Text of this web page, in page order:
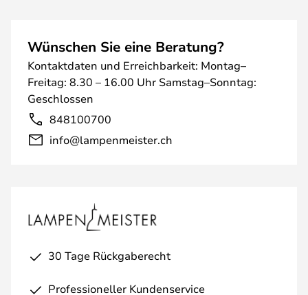
Wünschen Sie eine Beratung?
Kontaktdaten und Erreichbarkeit: Montag–
Freitag: 8.30 – 16.00 Uhr Samstag–Sonntag:
Geschlossen
848100700
info@lampenmeister.ch
30 Tage Rückgaberecht
Professioneller Kundenservice